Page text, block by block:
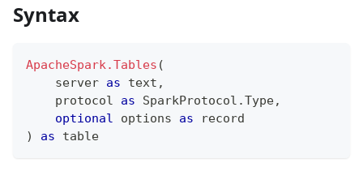
Syntax
ApacheSpark.Tables (
    server
as text ,
    protocol
as SparkProtocol.Type,
optional options as
record
)
as table